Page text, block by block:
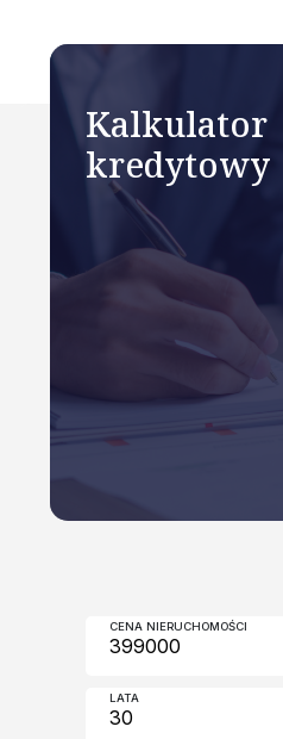
Kalkulator
kredytowy
CENA NIERUCHOMOŚCI
LATA